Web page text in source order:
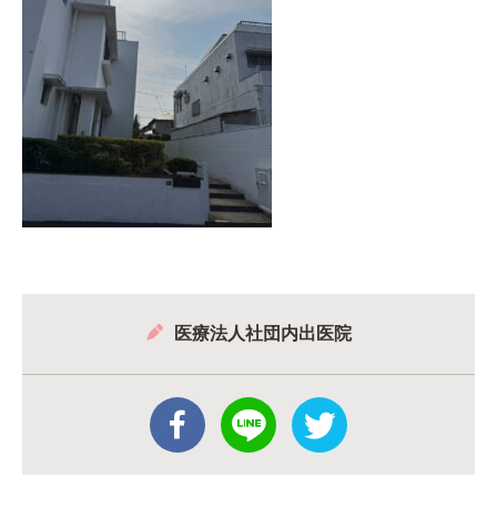
医療法人社団内出医院